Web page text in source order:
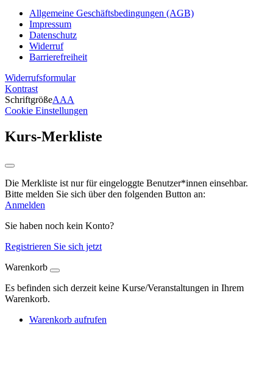
Allgemeine Geschäftsbedingungen (AGB)
Impressum
Datenschutz
Widerruf
Barrierefreiheit
Widerrufsformular
Kontrast
SchriftgrößeAAA
Cookie Einstellungen
Kurs-Merkliste
Die Merkliste ist nur für eingeloggte Benutzer*innen einsehbar.
Bitte melden Sie sich über den folgenden Button an:
Anmelden
Sie haben noch kein Konto?
Registrieren Sie sich jetzt
Warenkorb
Es befinden sich derzeit keine Kurse/Veranstaltungen in Ihrem
Warenkorb.
Warenkorb aufrufen